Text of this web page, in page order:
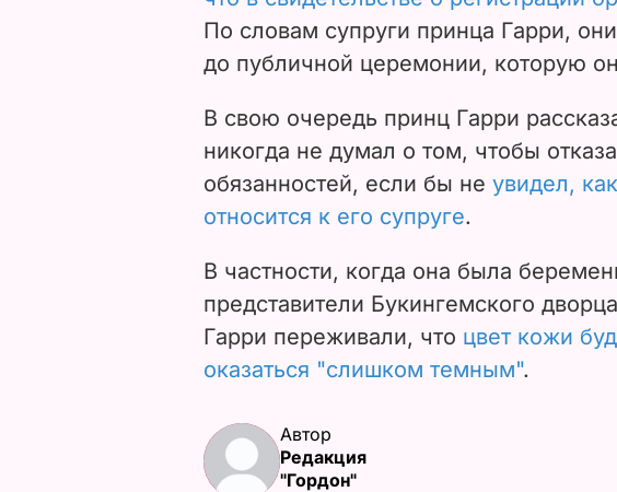
По словам супруги принца Гарри,
до публичной церемонии, которую
В свою очередь принц Гарри
никогда не думал о том, чтобы
обязанностей, если бы не увидел,
относится к его супруге.
В частности, когда она была
представители Букингемского
Гарри переживали, что цвет кожи
оказаться "слишком темным".
Автор
Редакция
"Гордон"